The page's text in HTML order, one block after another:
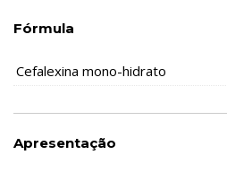
Fórmula
Cefalexina mono-hidrato
Apresentação